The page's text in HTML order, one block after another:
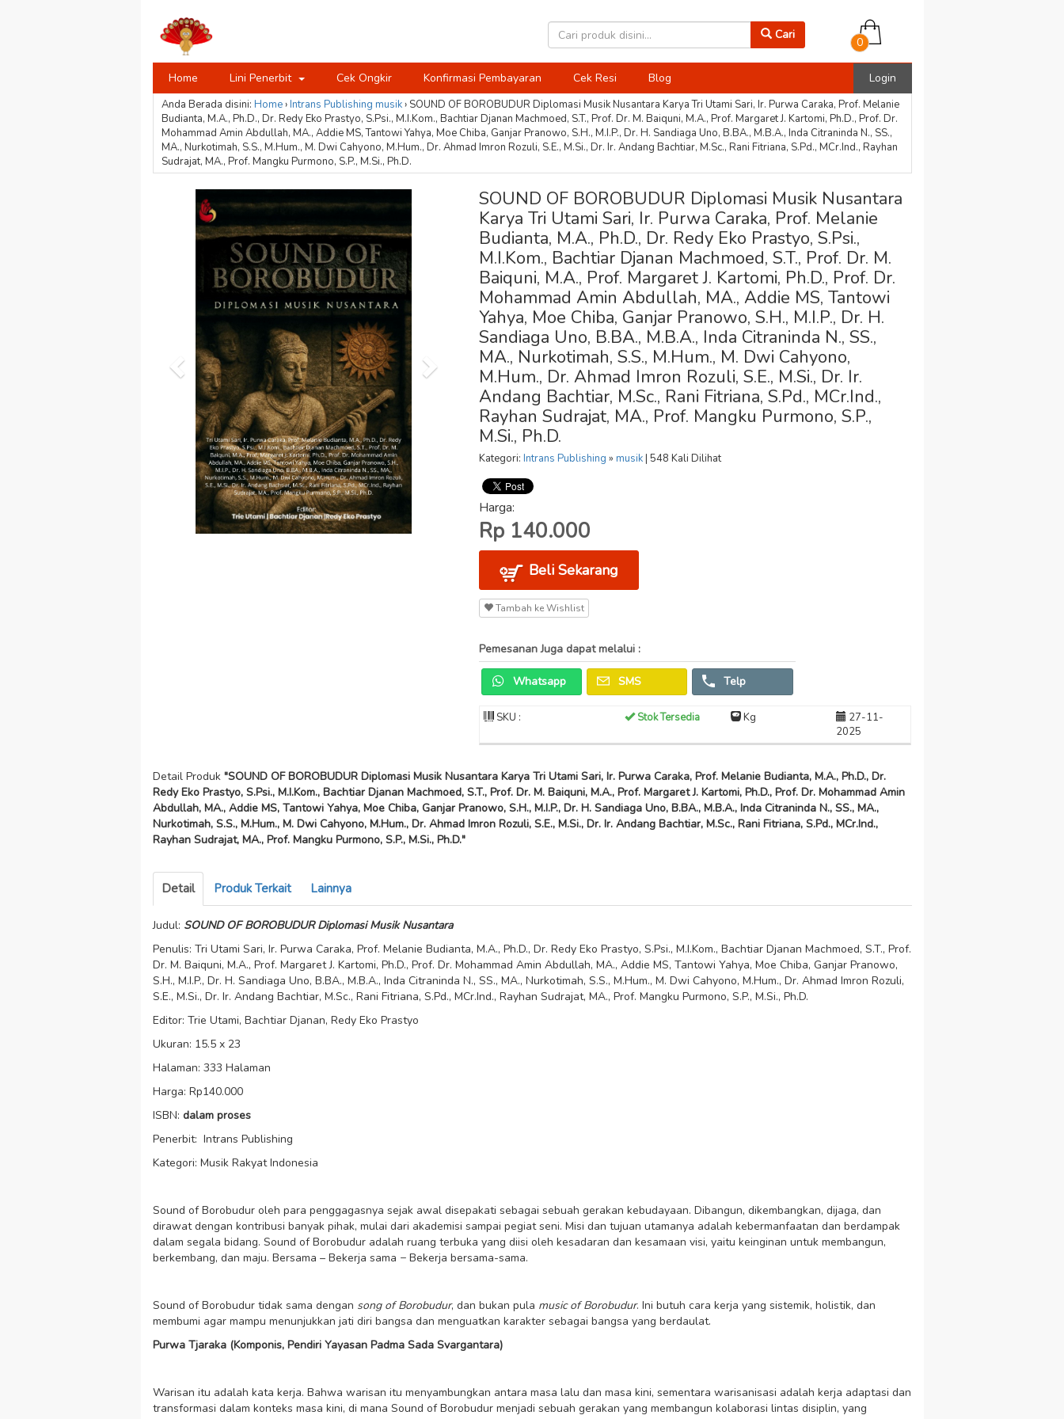
Cari
0
Home Lini Penerbit Cek Ongkir Konfirmasi Pembayaran Cek Resi Blog Login
Anda Berada disini: Home›Intrans Publishing musik› SOUND OF BOROBUDUR Diplomasi Musik Nusantara Karya Tri Utami Sari, Ir. Purwa Caraka, Prof. Melanie
Budianta, M.A., Ph.D., Dr. Redy Eko Prastyo, S.Psi., M.I.Kom., Bachtiar Djanan Machmoed, S.T., Prof. Dr. M. Baiquni, M.A., Prof. Margaret J. Kartomi, Ph.D., Prof. Dr.
Mohammad Amin Abdullah, MA., Addie MS, Tantowi Yahya, Moe Chiba, Ganjar Pranowo, S.H., M.I.P., Dr. H. Sandiaga Uno, B.BA., M.B.A., Inda Citraninda N., SS.,
MA., Nurkotimah, S.S., M.Hum., M. Dwi Cahyono, M.Hum., Dr. Ahmad Imron Rozuli, S.E., M.Si., Dr. Ir. Andang Bachtiar, M.Sc., Rani Fitriana, S.Pd., MCr.Ind., Rayhan
Sudrajat, MA., Prof. Mangku Purmono, S.P., M.Si., Ph.D.
SOUND OF BOROBUDUR Diplomasi Musik Nusantara
Karya Tri Utami Sari, Ir. Purwa Caraka, Prof. Melanie
Budianta, M.A., Ph.D., Dr. Redy Eko Prastyo, S.Psi.,
M.I.Kom., Bachtiar Djanan Machmoed, S.T., Prof. Dr. M.
Baiquni, M.A., Prof. Margaret J. Kartomi, Ph.D., Prof. Dr.
Mohammad Amin Abdullah, MA., Addie MS, Tantowi
Yahya, Moe Chiba, Ganjar Pranowo, S.H., M.I.P., Dr. H.
Sandiaga Uno, B.BA., M.B.A., Inda Citraninda N., SS.,
MA., Nurkotimah, S.S., M.Hum., M. Dwi Cahyono,
M.Hum., Dr. Ahmad Imron Rozuli, S.E., M.Si., Dr. Ir.
Andang Bachtiar, M.Sc., Rani Fitriana, S.Pd., MCr.Ind.,
Rayhan Sudrajat, MA., Prof. Mangku Purmono, S.P.,
M.Si., Ph.D.
Kategori: Intrans Publishing » musik| 548 Kali Dilihat
Harga:
Rp 140.000
Beli Sekarang
Tambah ke Wishlist
Pemesanan Juga dapat melalui :
Whatsapp SMS Telp
SKU : Stok Tersedia Kg
27-11-
2025
Detail Produk "SOUND OF BOROBUDUR Diplomasi Musik Nusantara Karya Tri Utami Sari, Ir. Purwa Caraka, Prof. Melanie Budianta, M.A., Ph.D., Dr.
Redy Eko Prastyo, S.Psi., M.I.Kom., Bachtiar Djanan Machmoed, S.T., Prof. Dr. M. Baiquni, M.A., Prof. Margaret J. Kartomi, Ph.D., Prof. Dr. Mohammad Amin
Abdullah, MA., Addie MS, Tantowi Yahya, Moe Chiba, Ganjar Pranowo, S.H., M.I.P., Dr. H. Sandiaga Uno, B.BA., M.B.A., Inda Citraninda N., SS., MA.,
Nurkotimah, S.S., M.Hum., M. Dwi Cahyono, M.Hum., Dr. Ahmad Imron Rozuli, S.E., M.Si., Dr. Ir. Andang Bachtiar, M.Sc., Rani Fitriana, S.Pd., MCr.Ind.,
Rayhan Sudrajat, MA., Prof. Mangku Purmono, S.P., M.Si., Ph.D."
Detail Produk Terkait Lainnya
Judul: SOUND OF BOROBUDUR Diplomasi Musik Nusantara
Penulis: Tri Utami Sari, Ir. Purwa Caraka, Prof. Melanie Budianta, M.A., Ph.D., Dr. Redy Eko Prastyo, S.Psi., M.I.Kom., Bachtiar Djanan Machmoed, S.T., Prof.
Dr. M. Baiquni, M.A., Prof. Margaret J. Kartomi, Ph.D., Prof. Dr. Mohammad Amin Abdullah, MA., Addie MS, Tantowi Yahya, Moe Chiba, Ganjar Pranowo,
S.H., M.I.P., Dr. H. Sandiaga Uno, B.BA., M.B.A., Inda Citraninda N., SS., MA., Nurkotimah, S.S., M.Hum., M. Dwi Cahyono, M.Hum., Dr. Ahmad Imron Rozuli,
S.E., M.Si., Dr. Ir. Andang Bachtiar, M.Sc., Rani Fitriana, S.Pd., MCr.Ind., Rayhan Sudrajat, MA., Prof. Mangku Purmono, S.P., M.Si., Ph.D.
Editor: Trie Utami, Bachtiar Djanan, Redy Eko Prastyo
Ukuran: 15.5 x 23
Halaman: 333 Halaman
Harga: Rp140.000
ISBN: dalam proses
Penerbit: Intrans Publishing
Kategori: Musik Rakyat Indonesia
Sound of Borobudur oleh para penggagasnya sejak awal disepakati sebagai sebuah gerakan kebudayaan. Dibangun, dikembangkan, dijaga, dan
dirawat dengan kontribusi banyak pihak, mulai dari akademisi sampai pegiat seni. Misi dan tujuan utamanya adalah kebermanfaatan dan berdampak
dalam segala bidang. Sound of Borobudur adalah ruang terbuka yang diisi oleh kesadaran dan kesamaan visi, yaitu keinginan untuk membangun,
berkembang, dan maju. Bersama – Bekerja sama − Bekerja bersama-sama.
Sound of Borobudur tidak sama dengan song of Borobudur, dan bukan pula music of Borobudur. Ini butuh cara kerja yang sistemik, holistik, dan
membumi agar mampu menunjukkan jati diri bangsa dan menguatkan karakter sebagai bangsa yang berdaulat.
Purwa Tjaraka (Komponis, Pendiri Yayasan Padma Sada Svargantara)
Warisan itu adalah kata kerja. Bahwa warisan itu menyambungkan antara masa lalu dan masa kini, sementara warisanisasi adalah kerja adaptasi dan
transformasi dalam konteks masa kini, di mana Sound of Borobudur menjadi sebuah gerakan yang membangun kolaborasi lintas disiplin, yang